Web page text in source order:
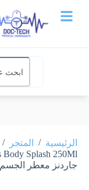
الرئيسية / المتجر /
جاردنز معطر الجسم 250 مل